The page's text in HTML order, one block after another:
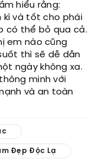
hiểu rằng:
kì và tốt cho phái
có thể bỏ qua cả.
em nào cũng
thì sẽ dễ dẫn
ngày không xa.
minh với
và an toàn
Đẹp Độc Lạ